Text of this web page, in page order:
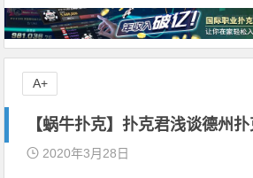
【蜗牛扑克】扑克君浅谈德州
2020年3月28日
A+